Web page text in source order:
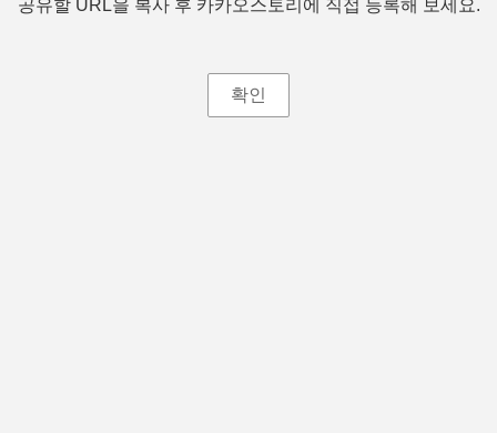
공유할 URL을 복사 후 카카오스토리에 직접 등록해 보세요.
확인